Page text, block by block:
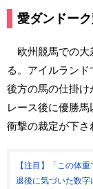
愛ダンドー
欧州競馬での大
る。アイルランド
後方の馬の仕掛け
レース後に優勝
衝撃の裁定が下さ
【注目】「この体
退後に気づいた数字